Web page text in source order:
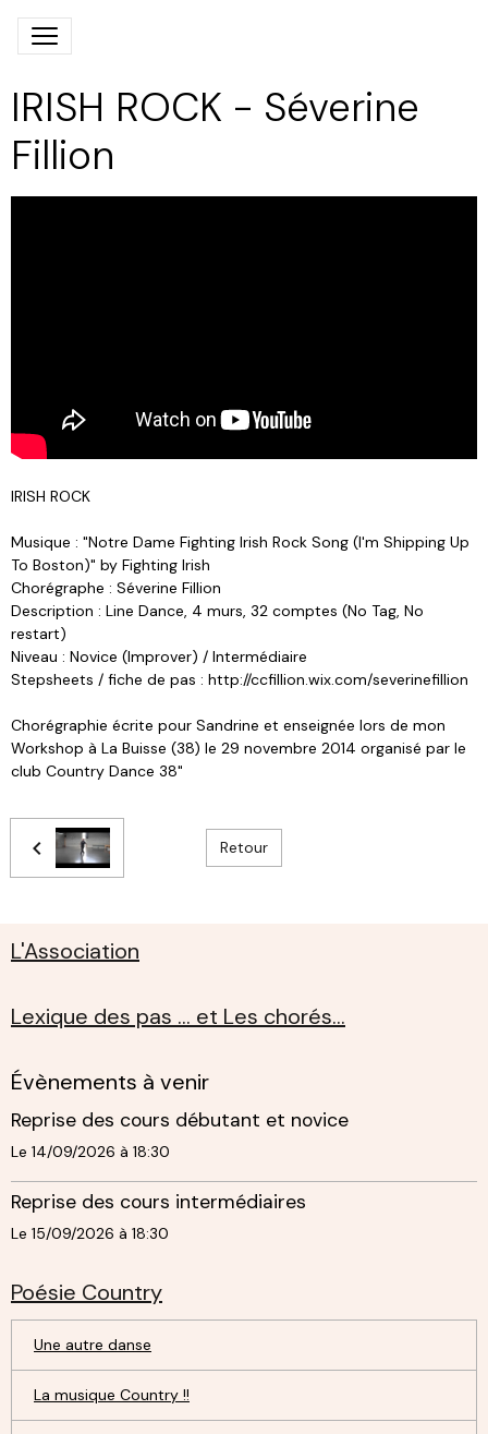
IRISH ROCK - Séverine
Fillion
IRISH ROCK
Musique : "Notre Dame Fighting Irish Rock Song (I'm Shipping Up
To Boston)" by Fighting Irish
Chorégraphe : Séverine Fillion
Description : Line Dance, 4 murs, 32 comptes (No Tag, No
restart)
Niveau : Novice (Improver) / Intermédiaire
Stepsheets / fiche de pas : http://ccfillion.wix.com/severinefillion
Chorégraphie écrite pour Sandrine et enseignée lors de mon
Workshop à La Buisse (38) le 29 novembre 2014 organisé par le
club Country Dance 38"
Retour
L'Association
Lexique des pas ... et Les chorés...
Évènements à venir
Reprise des cours débutant et novice
Le 14/09/2026 à 18:30
Reprise des cours intermédiaires
Le 15/09/2026 à 18:30
Poésie Country
Une autre danse
La musique Country !!